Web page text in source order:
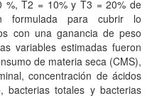
%, T2 = 10% y T3 = 20% de
formulada para cubrir lo
con una ganancia de peso
variables estimadas fueron
de materia seca (CMS),
concentración de ácidos
bacterias totales y bacterias